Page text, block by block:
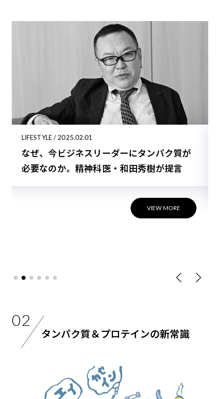
LIFESTYLE / 2025.02.01
なぜ、今ビジネスリーダーにタンパク質が
必要なのか。精神科医・和田秀樹が提言
VIEW MORE
02
タンパク質＆プロテインの新常識